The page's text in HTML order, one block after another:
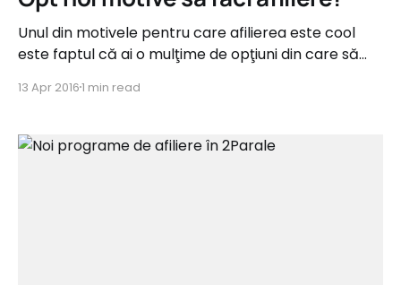
Unul din motivele pentru care afilierea este cool
este faptul că ai o mulţime de opţiuni din care să
opt. Astfel, avem opt noi programe de afiliere
sunt din categorii precum Auto, Fashion, Copii,
13 Apr 20161 min read